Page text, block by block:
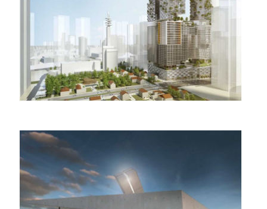
הגנ"א– מרכז מורשת
והנצחה למערך ההגנה
האווירית של צה"ל